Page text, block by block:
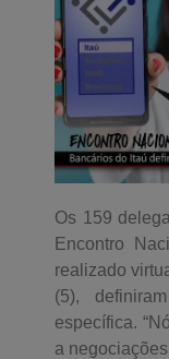
Os 159
Encontro
realizado
(5),
específica.
a